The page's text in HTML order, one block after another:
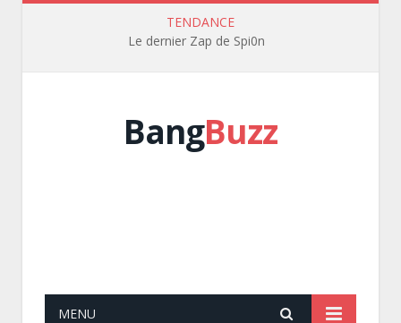
TENDANCE
Le dernier Zap de Spi0n
BangBuzz
MENU